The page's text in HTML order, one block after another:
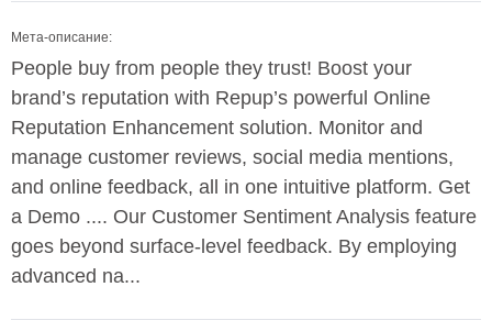
Мета-описание:
People buy from people they trust! Boost your
brand’s reputation with Repup’s powerful Online
Reputation Enhancement solution. Monitor and
manage customer reviews, social media mentions,
and online feedback, all in one intuitive platform. Get
a Demo .... Our Customer Sentiment Analysis feature
goes beyond surface-level feedback. By employing
advanced na...